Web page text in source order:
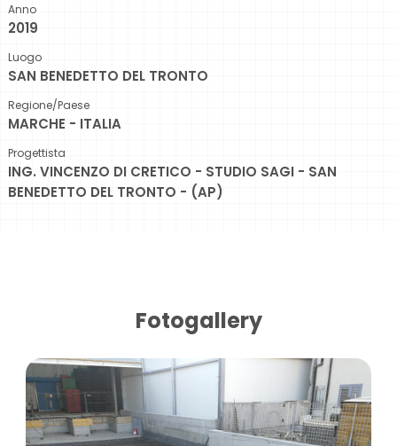
Anno
2019
Luogo
SAN BENEDETTO DEL TRONTO
Regione/Paese
MARCHE - ITALIA
Progettista
ING. VINCENZO DI CRETICO - STUDIO SAGI - SAN
BENEDETTO DEL TRONTO - (AP)
Fotogallery